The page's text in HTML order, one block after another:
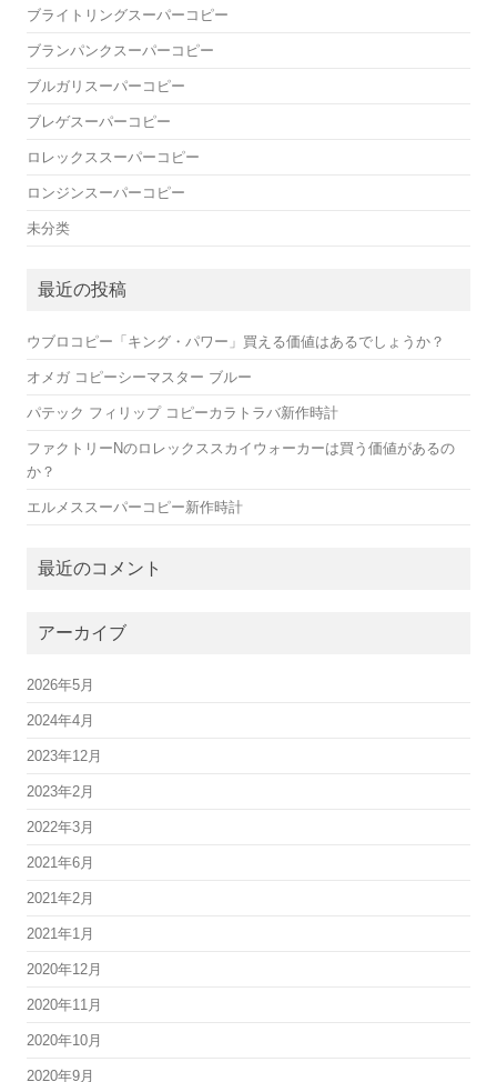
ブライトリングスーパーコピー
ブランパンクスーパーコピー
ブルガリスーパーコピー
ブレゲスーパーコピー
ロレックススーパーコピー
ロンジンスーパーコピー
未分类
最近の投稿
ウブロコピー「キング・パワー」買える価値はあるでしょうか？
オメガ コピーシーマスター ブルー
パテック フィリップ コピーカラトラバ新作時計
ファクトリーNのロレックススカイウォーカーは買う価値があるの
か？
エルメススーパーコピー新作時計
最近のコメント
アーカイブ
2026年5月
2024年4月
2023年12月
2023年2月
2022年3月
2021年6月
2021年2月
2021年1月
2020年12月
2020年11月
2020年10月
2020年9月